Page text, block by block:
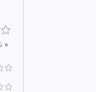
0 نقد و بررسی